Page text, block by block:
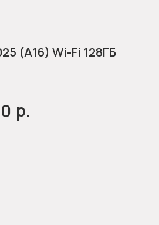
(A16) Wi-Fi 128ГБ
р.